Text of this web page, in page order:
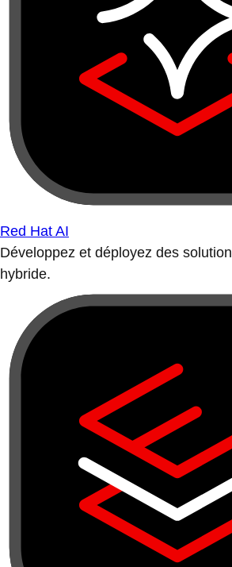
Red Hat AI
Développez et déployez des
hybride.